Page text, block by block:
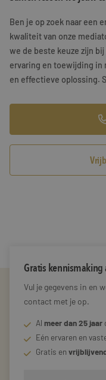
Training &
Referenties
Blogs
Documenten
Ben je op zoek naar een
kwaliteit van onze
we de beste keuze zijn
ervaring en toewijding in
en effectieve oplossing.
Gratis kennismaking
Vul je gegevens in en
contact met je op.
Al meer dan 25 jaar
Eén ervaren en
Gratis en